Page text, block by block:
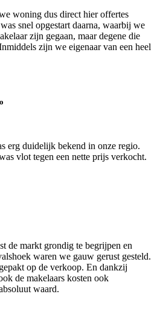
woning dus direct hier offertes
snel opgestart daarna, waarbij we
zijn gegaan, maar degene die
zijn we eigenaar van een heel
erg duidelijk bekend in onze regio.
vlot tegen een nette prijs verkocht.
de markt grondig te begrijpen en
waren we gauw gerust gesteld.
op de verkoop. En dankzij
de makelaars kosten ook
waard.